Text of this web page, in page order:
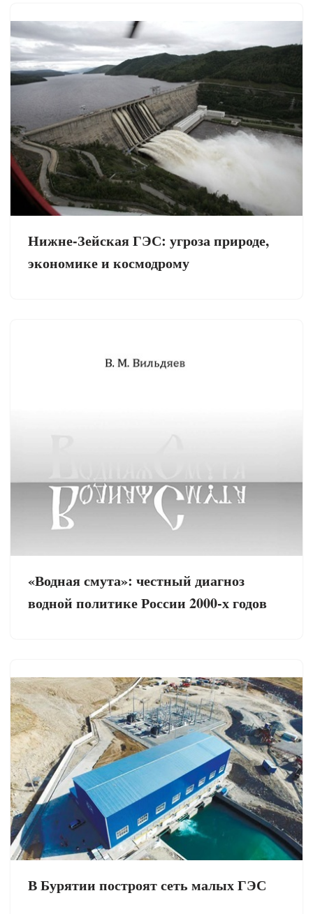
Нижне-Зейская ГЭС: угроза природе,
экономике и космодрому
«Водная смута»: честный диагноз
водной политике России 2000-х годов
В Бурятии построят сеть малых ГЭС